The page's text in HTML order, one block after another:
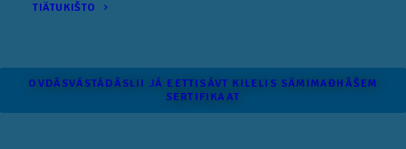
TIÄTUKIŠTO
OVDÂSVÁSTÁDÂSLII JÁ EETTISÁVT KILELIS SÄMI­MAĐHÂŠEM
SERTIFIKAAT